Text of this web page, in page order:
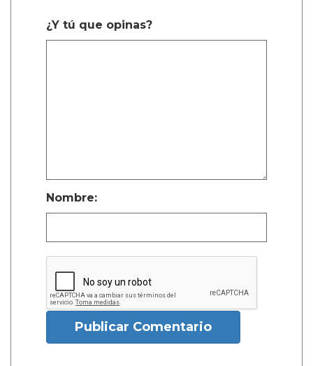
¿Y tú que opinas?
Nombre:
Publicar Comentario